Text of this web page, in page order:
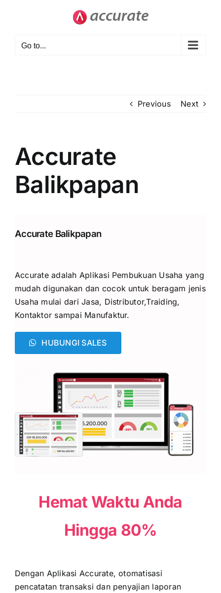
Go to...
Previous Next
Accurate
Balikpapan
Accurate Balikpapan
Accurate adalah Aplikasi Pembukuan Usaha yang
mudah digunakan dan cocok untuk beragam jenis
Usaha mulai dari Jasa, Distributor,Traiding,
Kontaktor sampai Manufaktur.
HUBUNGI SALES
Hemat Waktu Anda
Hingga 80%
Dengan Aplikasi Accurate, otomatisasi
pencatatan transaksi dan penyajian laporan